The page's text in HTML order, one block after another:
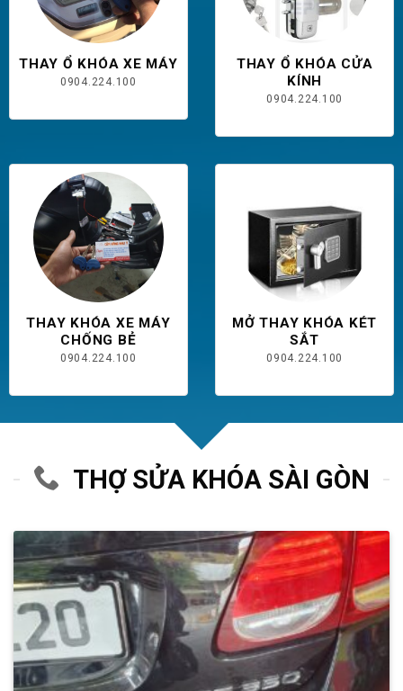
THAY Ổ KHÓA XE MÁY
0904.224.100
THAY Ổ KHÓA CỬA
KÍNH
0904.224.100
THAY KHÓA XE MÁY
CHỐNG BẺ
0904.224.100
MỞ THAY KHÓA KÉT
SẮT
0904.224.100
THỢ SỬA KHÓA SÀI GÒN